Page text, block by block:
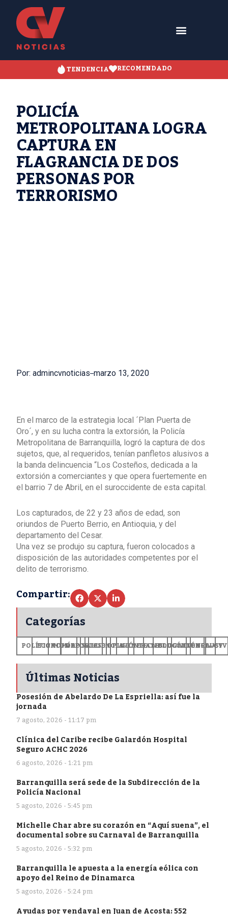
TENDENCIA RECOMENDADO
POLICÍA
METROPOLITANA LOGRA
CAPTURA EN
FLAGRANCIA DE DOS
PERSONAS POR
TERRORISMO
Por: admincvnoticias marzo 13, 2020
En el marco de la estrategia local ´Plan Puerta de
Oro´, y en su lucha contra la extorsión, la Policía
Metropolitana de Barranquilla, logró la captura de dos
sujetos, que, al requeridos, tenían panfletos alusivos a
la banda delincuencia “Los Costeños, dedicada a la
extorsión a comerciantes y que opera fuertemente en
el barrio 7 de Abril, en el suroccidente de esta capital.
Los capturados, de 22 y 23 años de edad, son
oriundos de Puerto Berrio, en Antioquia, y del
departamento del Cesar.
Una vez se produjo su captura, fueron colocados a
disposición de las autoridades competentes por el
delito de terrorismo.
Compartir:
Categorías
POLÍTICA
ECONOMÍA
MUNDODEPORTES
SALUDCIENCIA
OPINIÓN
GENERALES
TECNOLOGÍA
EDUCACIÓN
CULTURA+CV
Últimas Noticias
Posesión de Abelardo De La Espriella: así fue la
jornada
7 agosto, 2026 - 11:17 pm
Clínica del Caribe recibe Galardón Hospital
Seguro ACHC 2026
6 agosto, 2026 - 1:21 pm
Barranquilla será sede de la Subdirección de la
Policía Nacional
5 agosto, 2026 - 5:45 pm
Michelle Char abre su corazón en “Aquí suena”, el
documental sobre su Carnaval de Barranquilla
5 agosto, 2026 - 5:32 pm
Barranquilla le apuesta a la energía eólica con
apoyo del Reino de Dinamarca
5 agosto, 2026 - 5:24 pm